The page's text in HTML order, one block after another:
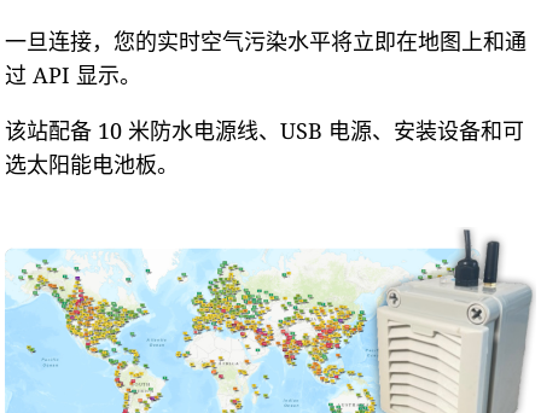
一旦连接，您的实时空气污染水平将立即在地图上和通
过 API 显示。
该站配备 10 米防水电源线、USB 电源、安装设备和可
选太阳能电池板。